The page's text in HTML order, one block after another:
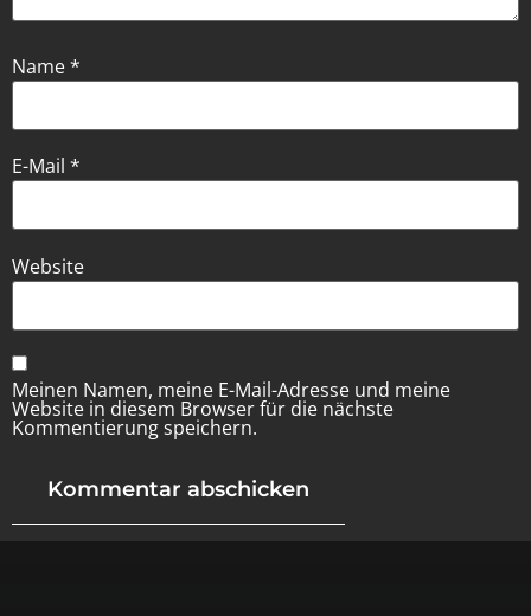
Name*
E-Mail *
Website
Meinen Namen, meine E-Mail-Adresse und meine
Website in diesem Browser für die nächste
Kommentierung speichern.